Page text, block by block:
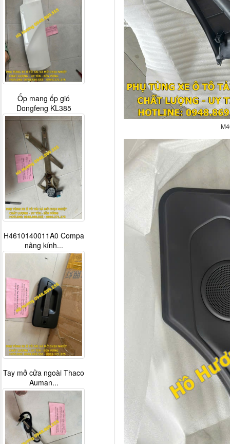
Ốp mang ốp gió
Dongfeng KL385
H4610140011A0 Compa
nâng kính...
Tay mở cửa ngoài Thaco
Auman...